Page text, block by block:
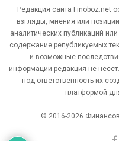
Редакция сайта Finoboz.net
взгляды, мнения или
аналитических публикаций
содержание републикуемых
и возможные
информации редакция не
под ответственность их
платформой
© 2016-2026